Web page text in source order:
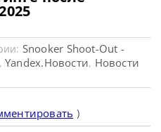
Snooker Shoot-Out -
, Yandex.Новости, Новости
)